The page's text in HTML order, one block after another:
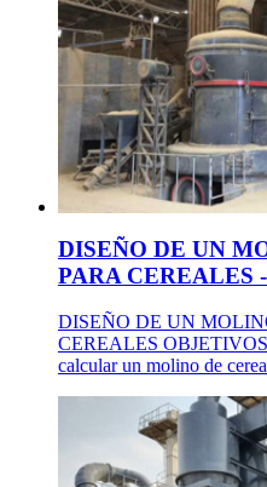
DISEÑO DE UN
PARA CEREALES
DISEÑO DE UN
CEREALES
calcular un molino de